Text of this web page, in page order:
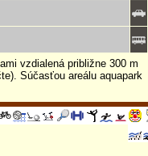
vzdialená približne 300 m
Súčasťou areálu aquapark